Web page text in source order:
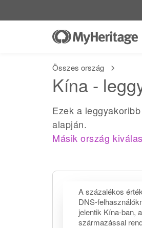
Összes ország
Kína -
Ezek a
alapján.
Másik ország
A százalékos
DNS-
jelentik Kína-ban,
származással